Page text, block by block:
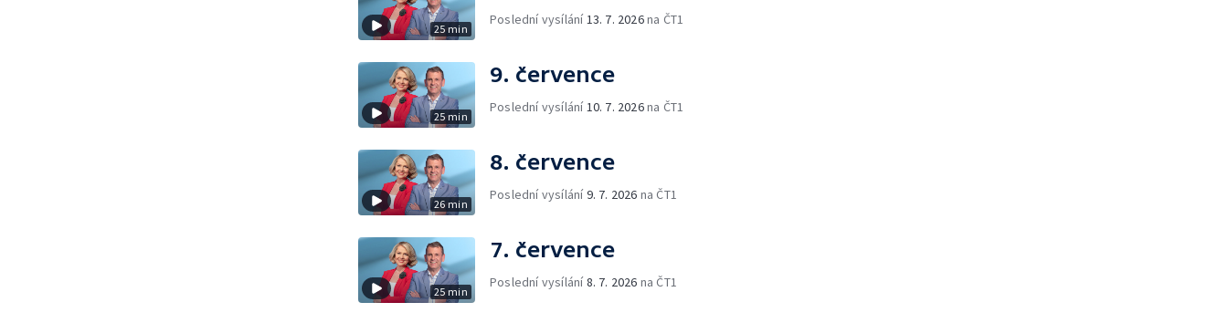
25 min
Poslední vysílání 13. 7. 2026na ČT1
25 min
9. července
Poslední vysílání 10. 7. 2026na ČT1
26 min
8. července
Poslední vysílání9. 7. 2026 na ČT1
25 min
7. července
Poslední vysílání8. 7. 2026 na ČT1